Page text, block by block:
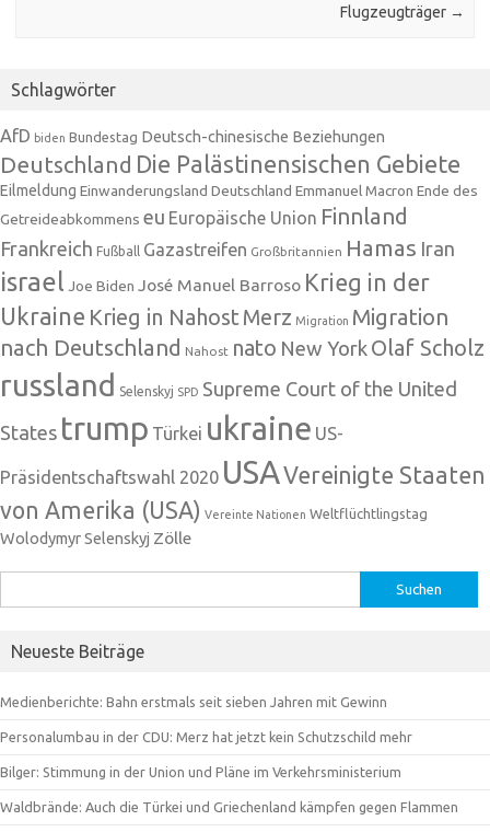
Flugzeugträger →
Schlagwörter
AfD biden Bundestag Deutsch-chinesische Beziehungen
Deutschland Die Palästinensischen Gebiete
Eilmeldung Einwanderungsland Deutschland Emmanuel Macron Ende des
Getreideabkommens eu Europäische Union Finnland
Frankreich Fußball Gazastreifen Großbritannien Hamas Iran
israel Joe Biden José Manuel Barroso Krieg in der
Ukraine Krieg in NahostMerz Migration Migration
nach Deutschland Nahost nato New YorkOlaf Scholz
russland Selenskyj SPD Supreme Court of the United
States trump Türkei ukraine US-
Präsidentschaftswahl 2020 USAVereinigte Staaten
von Amerika (USA) Vereinte Nationen Weltflüchtlingstag
Wolodymyr Selenskyj Zölle
nach:
Neueste Beiträge
Medienberichte: Bahn erstmals seit sieben Jahren mit Gewinn
Personalumbau in der CDU: Merz hat jetzt kein Schutzschild mehr
Bilger: Stimmung in der Union und Pläne im Verkehrsministerium
Waldbrände: Auch die Türkei und Griechenland kämpfen gegen Flammen